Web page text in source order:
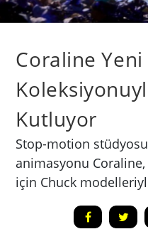
Coraline
Kutluyor
Stop-motion stüdyosu
animasyonu
için Chuck